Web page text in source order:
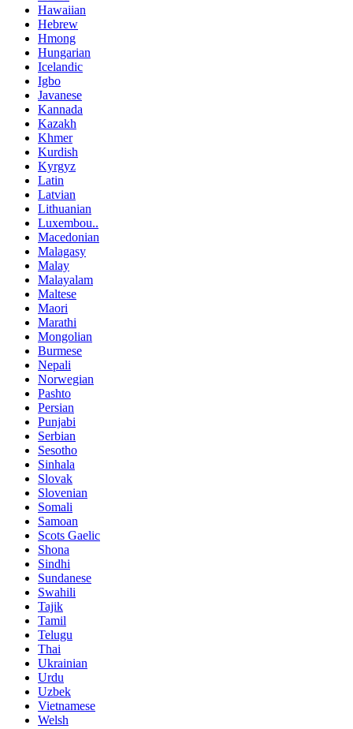
Hawaiian
Hebrew
Hmong
Hungarian
Icelandic
Igbo
Javanese
Kannada
Kazakh
Khmer
Kurdish
Kyrgyz
Latin
Latvian
Lithuanian
Luxembou..
Macedonian
Malagasy
Malay
Malayalam
Maltese
Maori
Marathi
Mongolian
Burmese
Nepali
Norwegian
Pashto
Persian
Punjabi
Serbian
Sesotho
Sinhala
Slovak
Slovenian
Somali
Samoan
Scots Gaelic
Shona
Sindhi
Sundanese
Swahili
Tajik
Tamil
Telugu
Thai
Ukrainian
Urdu
Uzbek
Vietnamese
Welsh